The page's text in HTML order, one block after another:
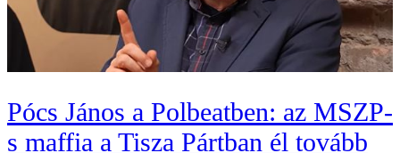
Pócs János a Polbeatben: az MSZP-
s maffia a Tisza Pártban él tovább